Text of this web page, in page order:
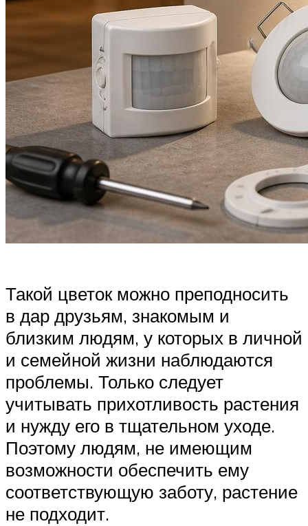
Такой цветок можно преподносить
в дар друзьям, знакомым и
близким людям, у которых в личной
и семейной жизни наблюдаются
проблемы. Только следует
учитывать прихотливость растения
и нужду его в тщательном уходе.
Поэтому людям, не имеющим
возможности обеспечить ему
соответствующую заботу, растение
не подходит.